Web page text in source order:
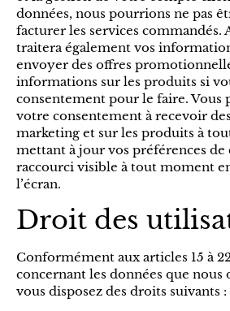
données, nous pourrions ne pas
facturer les services commandés.
traitera également vos
envoyer des offres
informations sur les produits si
consentement pour le faire. Vous
votre consentement à recevoir
marketing et sur les produits à
mettant à jour vos préférences de
raccourci visible à tout moment
l’écran.
Droit des
Conformément aux articles 15 à
concernant les données que nous
vous disposez des droits suivants :